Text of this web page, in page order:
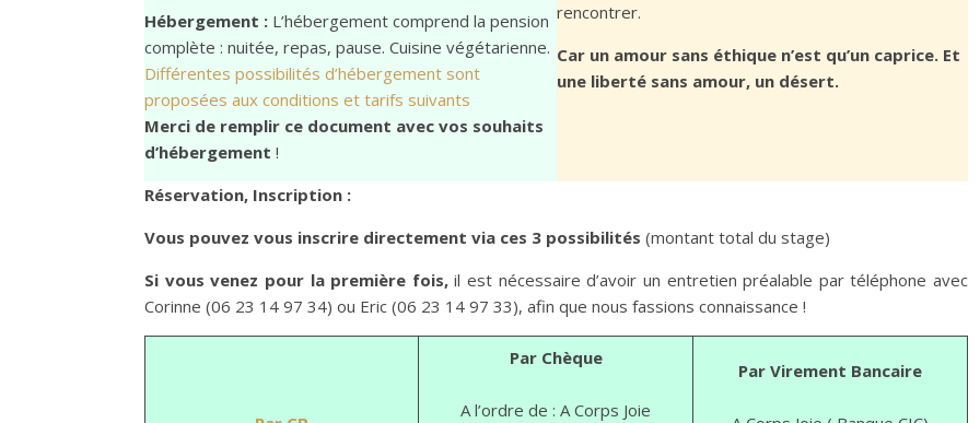
Hébergement : L’hébergement comprend la pension
complète : nuitée, repas, pause. Cuisine végétarienne.
Différentes possibilités d’hébergement sont
proposées aux conditions et tarifs suivants
Merci de remplir ce document avec vos souhaits
d’hébergement !
rencontrer.
Car un amour sans éthique n’est qu’un caprice. Et
une liberté sans amour, un désert.
Réservation, Inscription :
Vous pouvez vous inscrire directement via ces 3 possibilités (montant total du stage)
Si vous venez pour la première fois,il est nécessaire d’avoir un entretien préalable par téléphone avec
Corinne (06 23 14 97 34) ou Eric (06 23 14 97 33), afin que nous fassions connaissance !
Par Chèque
A l’ordre de : A Corps Joie
Par Virement Bancaire